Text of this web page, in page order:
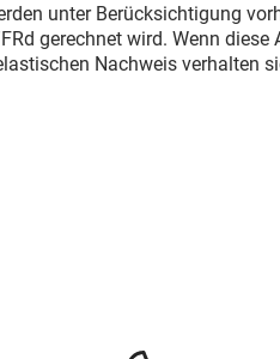
unter Berücksichtigung
gerechnet wird. Wenn
Nachweis verhalten